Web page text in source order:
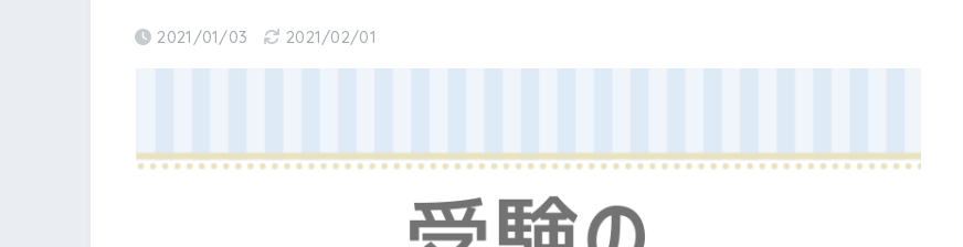
2021/01/03 2021/02/01